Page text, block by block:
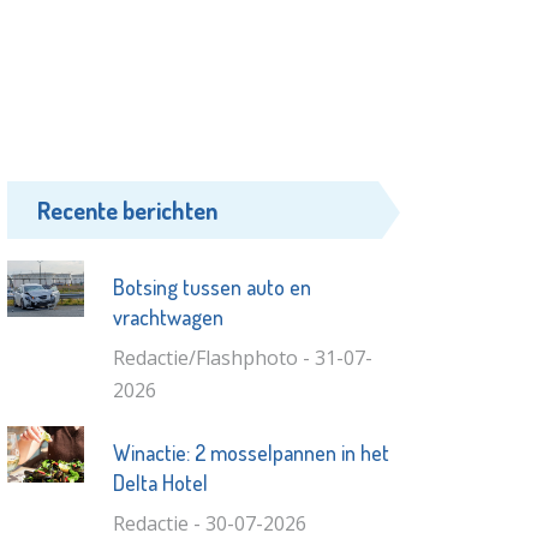
Recente berichten
Botsing tussen auto en
vrachtwagen
Redactie/Flashphoto - 31-07-
2026
Winactie: 2 mosselpannen in het
Delta Hotel
Redactie - 30-07-2026